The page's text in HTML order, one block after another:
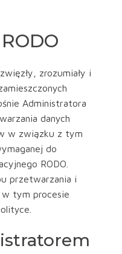
zrozumiały i
Administratora
danych
w związku z tym
do
RODO.
przetwarzania i
tym procesie